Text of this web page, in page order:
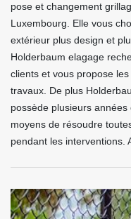
pose et changement
Luxembourg. Elle vous
extérieur plus design et
Holderbaum elagage
clients et vous propose
travaux. De plus
possède plusieurs
moyens de résoudre
pendant les interventions.